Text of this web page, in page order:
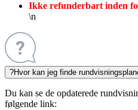
Ikke refunderbart inden
\n
?Hvor kan jeg finde
Du kan se de opdaterede
følgende link: